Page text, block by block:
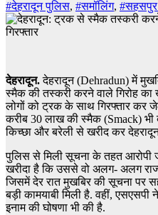
#देहरादून पुलिस, #समॉलिंग,
देहरादून.देहरादून (Dehradun) में
स्मैक की तस्करी करने वाले गिरोह का
लोगों को ट्रक के साथ गिरफ्तार कर
करीब 30 लाख की स्मैक (Smack) भी
किच्छा और बरेली से खरीद कर
पुलिस से मिली सूचना के तहत
खरीदा है कि उससे वो अलग- अलग
जिसमें देर रात मुखबिर की सूचना पर
बड़ी कामयाबी मिली है. वहीं,
इनाम की घोषणा भी की है.